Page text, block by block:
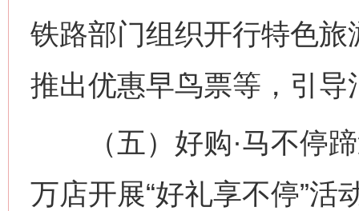
铁路部门组织开行特色
推出优惠早鸟票等，引
（五）好购·马不停蹄
万店开展“好礼享不停”活